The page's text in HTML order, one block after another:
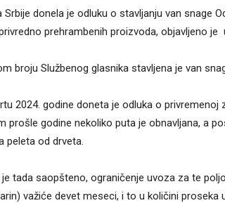
Srbije donela je odluku o stavljanju van snage
prehrambenih proizvoda, objavljeno je
broju Službenog glasnika stavljena je van
2024. godine doneta je odluka o
prošle godine nekoliko puta je obnavljana, a
peleta od drveta.
je tada saopšteno, ograničenje uvoza za te
važiće devet meseci, i to u količini proseka